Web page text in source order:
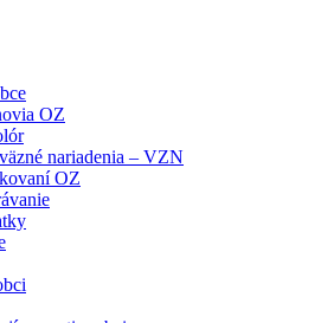
OZ
nariadenia – VZN
OZ